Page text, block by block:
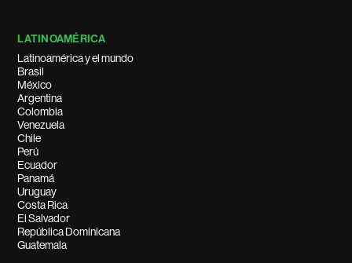
LATINOAMÉRICA
Latinoamérica y el mundo
Brasil
México
Argentina
Colombia
Venezuela
Chile
Perú
Ecuador
Panamá
Uruguay
Costa Rica
El Salvador
República Dominicana
Guatemala